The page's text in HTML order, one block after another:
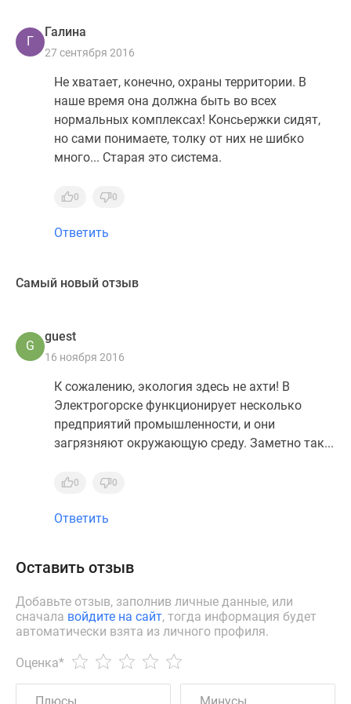
Г
Галина
27 сентября 2016
Не хватает, конечно, охраны территории. В
наше время она должна быть во всех
нормальных комплексах! Консьержки сидят,
но сами понимаете, толку от них не шибко
много... Старая это система.
0 0
Ответить
Самый новый отзыв
G
guest
16 ноября 2016
К сожалению, экология здесь не ахти! В
Электрогорске функционирует несколько
предприятий промышленности, и они
загрязняют окружающую среду. Заметно так...
0 0
Ответить
Оставить отзыв
Добавьте отзыв, заполнив личные данные, или
сначала войдите на сайт, тогда информация будет
автоматически взята из личного профиля.
Оценка*